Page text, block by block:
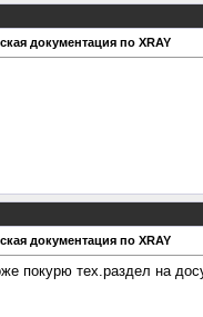
документация по XRAY
документация по XRAY
покурю тех.раздел на